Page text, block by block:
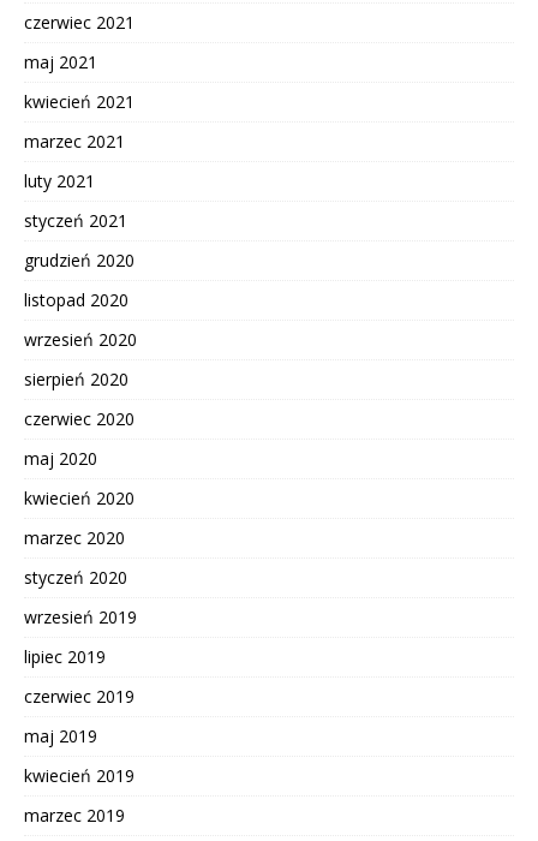
czerwiec 2021
maj 2021
kwiecień 2021
marzec 2021
luty 2021
styczeń 2021
grudzień 2020
listopad 2020
wrzesień 2020
sierpień 2020
czerwiec 2020
maj 2020
kwiecień 2020
marzec 2020
styczeń 2020
wrzesień 2019
lipiec 2019
czerwiec 2019
maj 2019
kwiecień 2019
marzec 2019